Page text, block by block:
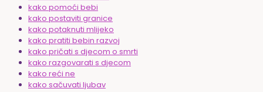
kako pomoći bebi
kako postaviti granice
kako potaknuti mlijeko
kako pratiti bebin razvoj
kako pričati s djecom o smrti
kako razgovarati s djecom
kako reći ne
kako sačuvati ljubav